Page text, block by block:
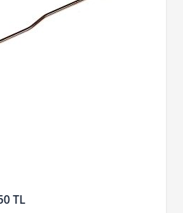
TL